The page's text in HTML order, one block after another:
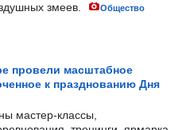
змеев.
Общество
провели масштабное
к празднованию Дня
мастер-классы,